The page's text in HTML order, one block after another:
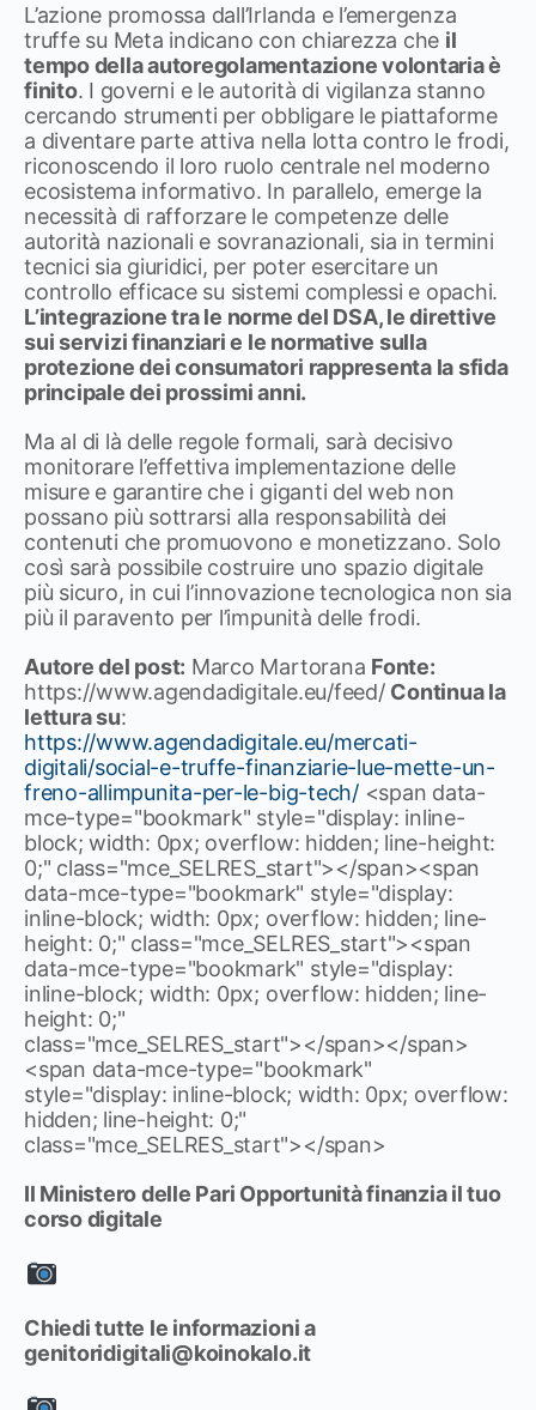
L’azione promossa dall’Irlanda e l’emergenza
truffe su Meta indicano con chiarezza che il
tempo della autoregolamentazione volontaria è
finito. I governi e le autorità di vigilanza stanno
cercando strumenti per obbligare le piattaforme
a diventare parte attiva nella lotta contro le frodi,
riconoscendo il loro ruolo centrale nel moderno
ecosistema informativo. In parallelo, emerge la
necessità di rafforzare le competenze delle
autorità nazionali e sovranazionali, sia in termini
tecnici sia giuridici, per poter esercitare un
controllo efficace su sistemi complessi e opachi.
L’integrazione tra le norme del DSA, le direttive
sui servizi finanziari e le normative sulla
protezione dei consumatori rappresenta la sfida
principale dei prossimi anni.
Ma al di là delle regole formali, sarà decisivo
monitorare l’effettiva implementazione delle
misure e garantire che i giganti del web non
possano più sottrarsi alla responsabilità dei
contenuti che promuovono e monetizzano. Solo
così sarà possibile costruire uno spazio digitale
più sicuro, in cui l’innovazione tecnologica non sia
più il paravento per l’impunità delle frodi.
Autore del post: Marco Martorana Fonte:
https://www.agendadigitale.eu/feed/ Continua la
lettura su:
https://www.agendadigitale.eu/mercati-
digitali/social-e-truffe-finanziarie-lue-mette-un-
freno-allimpunita-per-le-big-tech/<span data-
mce-type="bookmark" style="display: inline-
block; width: 0px; overflow: hidden; line-height:
0;" class="mce_SELRES_start"> </span><span
data-mce-type="bookmark" style="display:
inline-block; width: 0px; overflow: hidden; line-
height: 0;" class="mce_SELRES_start"><span
data-mce-type="bookmark" style="display:
inline-block; width: 0px; overflow: hidden; line-
height: 0;"
class="mce_SELRES_start"> </span> </span>
<span data-mce-type="bookmark"
style="display: inline-block; width: 0px; overflow:
hidden; line-height: 0;"
class="mce_SELRES_start"> </span>
Il Ministero delle Pari Opportunità finanzia il tuo
corso digitale
Chiedi tutte le informazioni a
genitoridigitali@koinokalo.it